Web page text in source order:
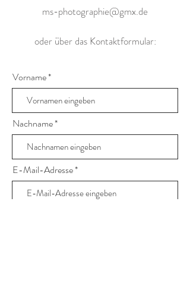
ms-photographie@gmx.de
oder über das Kontaktformular:
Vorname
Nachname
E-Mail-Adresse